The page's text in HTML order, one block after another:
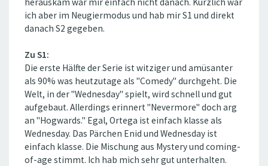
ich aber im Neugiermodus und hab mir S1 und direkt
danach S2 gegeben.
Zu S1:
Die erste Hälfte der Serie ist witziger und amüsanter
als 90% was heutzutage als ''Comedy'' durchgeht. Die
Welt, in der ''Wednesday'' spielt, wird schnell und gut
aufgebaut. Allerdings erinnert ''Nevermore'' doch arg
an ''Hogwards.'' Egal, Ortega ist einfach klasse als
Wednesday. Das Pärchen Enid und Wednesday ist
einfach klasse. Die Mischung aus Mystery und coming-
of-age stimmt. Ich hab mich sehr gut unterhalten.